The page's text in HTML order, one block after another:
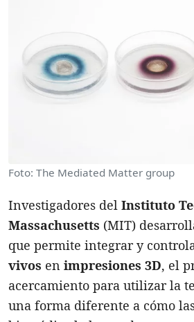
Foto: The Mediated Matter group
Investigadores del Instituto
Massachusetts (MIT)
que permite integrar y
vivos en impresiones 3D, el
acercamiento para utilizar la
una forma diferente a cómo